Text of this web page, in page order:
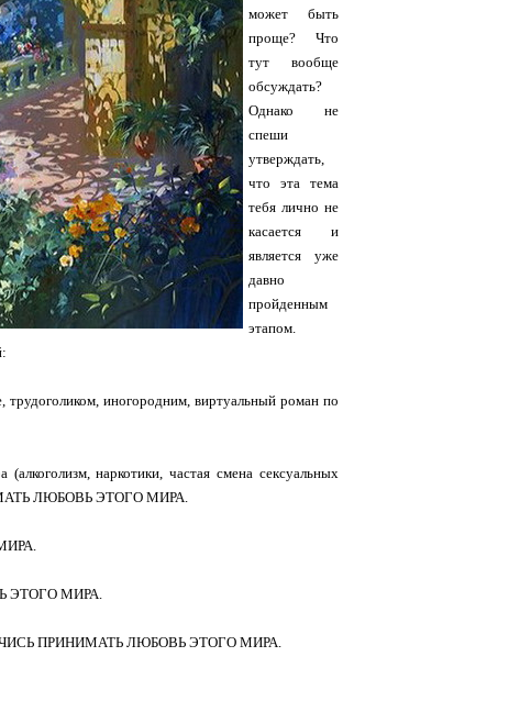
может быть
проще? Что
тут вообще
обсуждать?
Однако не
спеши
утверждать,
что эта тема
тебя лично не
касается и
является уже
давно
пройденным
этапом.
иногородним, виртуальный роман по
наркотики, частая смена сексуальных
ЛЮБОВЬ ЭТОГО МИРА.
ЭТОГО МИРА.
то УЧИСЬ ПРИНИМАТЬ ЛЮБОВЬ ЭТОГО МИРА.